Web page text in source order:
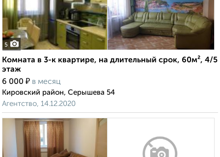
5
Комната в 3-к квартире, на длительный срок, 60м², 4/5
этаж
6 000 ₽ в месяц
Кировский район, Серышева 54
Агентство, 14.12.2020